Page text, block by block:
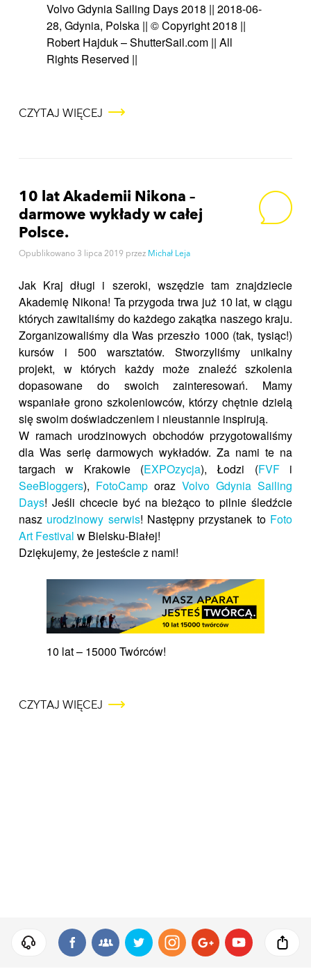
Volvo Gdynia Sailing Days 2018 || 2018-06-
28, Gdynia, Polska || © Copyright 2018 ||
Robert Hajduk – ShutterSail.com || All
Rights Reserved ||
CZYTAJ WIĘCEJ
10 lat Akademii Nikona –
darmowe wykłady w całej
Polsce.
Opublikowano 3 lipca 2019 przez Michał Leja
Jak Kraj długi i szeroki, wszędzie tam znajdziecie
Akademię Nikona! Ta przygoda trwa już 10 lat, w ciągu
których zawitaliśmy do każdego zakątka naszego kraju.
Zorganizowaliśmy dla Was przeszło 1000 (tak, tysiąc!)
kursów i 500 warsztatów. Stworzyliśmy unikalny
projekt, w których każdy może znaleźć szkolenia
dopasowane do swoich zainteresowań. Mamy
wspaniałe grono szkoleniowców, którzy chętnie dzielą
się swoim doświadczeniem i nieustannie inspirują.
W ramach urodzinowych obchodów przygotowaliśmy
dla Was serię darmowych wykładów. Za nami te na
targach w Krakowie (EXPOzycja), Łodzi (FVFi
SeeBloggers), FotoCamp oraz Volvo Gdynia Sailing
Days! Jeśli chcecie być na bieżąco to pilnie śledźcie
nasz urodzinowy serwis! Następny przystanek to Foto
Art Festival w Bielsku-Białej!
Dziękujemy, że jesteście z nami!
10 lat – 15000 Twórców!
CZYTAJ WIĘCEJ